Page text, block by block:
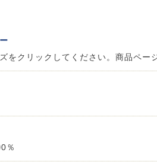
ト
をクリックしてください。商品ペー
％